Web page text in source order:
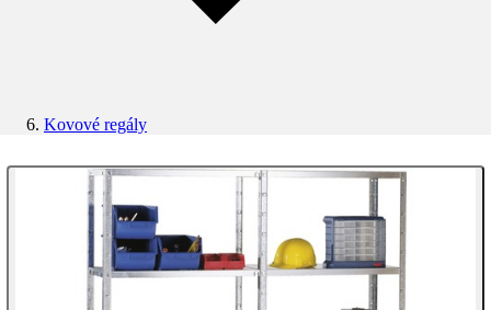
Kovové regály